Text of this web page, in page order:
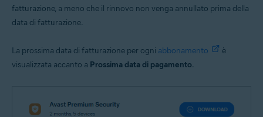
fatturazione, a meno che il rinnovo non venga annullato prima della
data di fatturazione.
La prossima data di fatturazione per ogni abbonamento
è
visualizzata accanto a Prossima data di pagamento.